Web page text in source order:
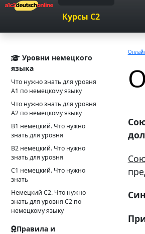
Курсы C2
Уровни немецкого
языка
Что нужно знать для уровня
А1 по немецкому языку
Что нужно знать для уровня
А2 по немецкому языку
B1 немецкий. Что нужно
знать для уровня
B2 немецкий. Что нужно
знать для уровня
C1 немецкий. Что нужно
знать
Немецкий С2. Что нужно
знать для уровня С2 по
немецкому языку
Правила и